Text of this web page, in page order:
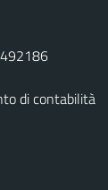
di contabilità